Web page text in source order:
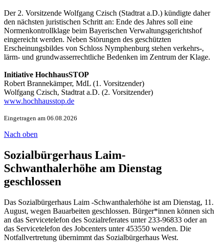
Der 2. Vorsitzende Wolfgang Czisch (Stadtrat a.D.) kündigte daher
den nächsten juristischen Schritt an: Ende des Jahres soll eine
Normenkontrollklage beim Bayerischen Verwaltungsgerichtshof
eingereicht werden. Neben Störungen des geschützten
Erscheinungsbildes von Schloss Nymphenburg stehen verkehrs-,
lärm- und grundwasserrechtliche Bedenken im Zentrum der Klage.
Initiative HochhausSTOP
Robert Brannekämper, MdL (1. Vorsitzender)
Wolfgang Czisch, Stadtrat a.D. (2. Vorsitzender)
www.hochhausstop.de
Eingetragen am 06.08.2026
Nach oben
Sozialbürgerhaus Laim-
Schwanthalerhöhe am Dienstag
geschlossen
Das Sozialbürgerhaus Laim -Schwanthalerhöhe ist am Dienstag, 11.
August, wegen Bauarbeiten geschlossen. Bürger*innen können sich
an das Servicetelefon des Sozialreferates unter 233-96833 oder an
das Servicetelefon des Jobcenters unter 453550 wenden. Die
Notfallvertretung übernimmt das Sozialbürgerhaus West.